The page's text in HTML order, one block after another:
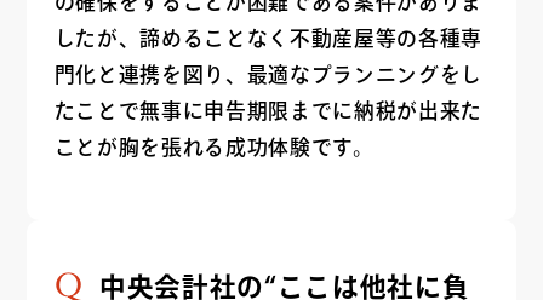
したが、諦めることなく不動産屋等の各種専
門化と連携を図り、最適なプランニングをし
たことで無事に申告期限までに納税が出来た
ことが胸を張れる成功体験です。
中央会計社の“ここは他社に負